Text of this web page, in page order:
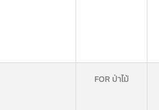
FOR ป่าไม้